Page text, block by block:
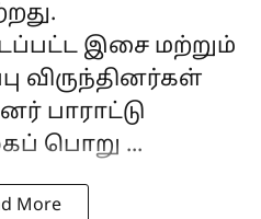
இசை மற்றும்
விருந்தினர்கள்
பாராட்டு
பொறு ...
More